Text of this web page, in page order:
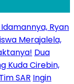
Ryan
Merajalela,
Dua
Kuda Cirebin,
SAR Ingin